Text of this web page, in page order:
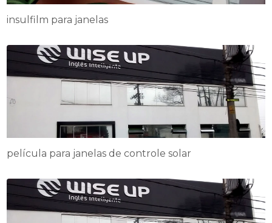
insulfilm para janelas
película para janelas de controle solar